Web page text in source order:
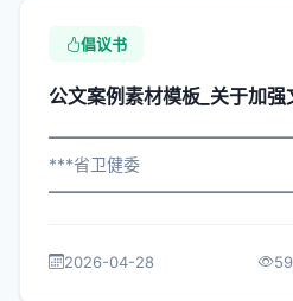
倡议书
公文案例素材模板_关于加
***省卫健委
为深入贯彻落实习近平总书记关
2026-04-28 59